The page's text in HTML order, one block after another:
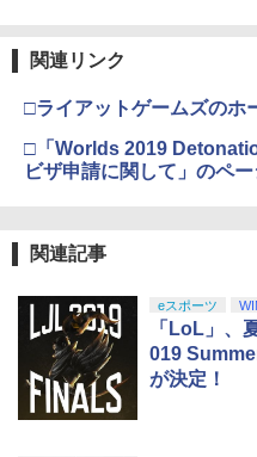
4
【特典
R
5
【新品
ーラー
￥5,930
3 カメ
￥4,600
4
￥5,076
5
【中古
4
【中古
The
ay】
3
￥
5
ニンテ
ンライ
3
￥
5
【純正
3
￥7,681
【純正
ラー (
3
劇場版
窩座再
劇場版
窩座再
￥8,698
関連リンク
□ライアットゲームズのホ
□「Worlds 2019
ビザ申請に関して」のペー
関連記事
eスポーツ
「LoL」、
019
が決定！